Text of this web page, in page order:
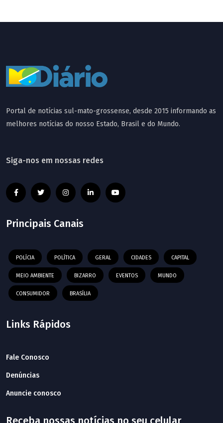
Portal de notícias sul-mato-grossense, desde 2015 informando as
melhores notícias do nosso Estado, Brasil e do Mundo.
Siga-nos em nossas redes
Principais Canais
POLÍCIA POLÍTICA GERAL CIDADES CAPITAL
MEIO AMBIENTE BIZARRO EVENTOS MUNDO
CONSUMIDOR BRASÍLIA
Links Rápidos
Fale Conosco
Denúncias
Anuncie conosco
Receba nossas notícias no seu celular